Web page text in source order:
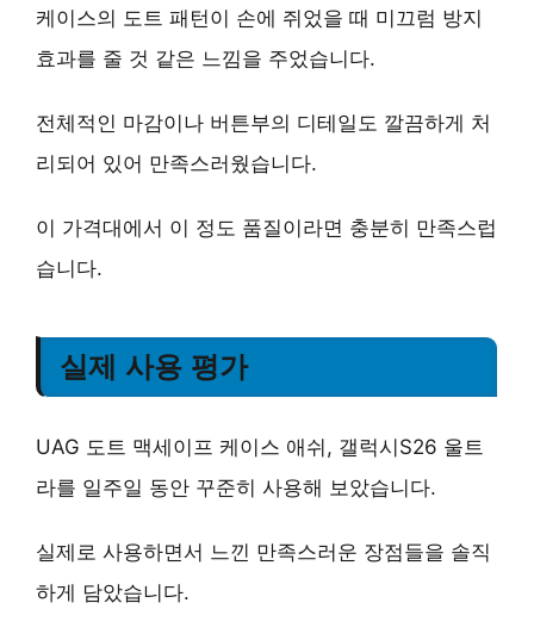
케이스의 도트 패턴이 손에 쥐었을 때 미끄럼 방지
효과를 줄 것 같은 느낌을 주었습니다.
전체적인 마감이나 버튼부의 디테일도 깔끔하게 처
리되어 있어 만족스러웠습니다.
이 가격대에서 이 정도 품질이라면 충분히 만족스럽
습니다.
실제 사용 평가
UAG 도트 맥세이프 케이스 애쉬, 갤럭시S26 울트
라를 일주일 동안 꾸준히 사용해 보았습니다.
실제로 사용하면서 느낀 만족스러운 장점들을 솔직
하게 담았습니다.